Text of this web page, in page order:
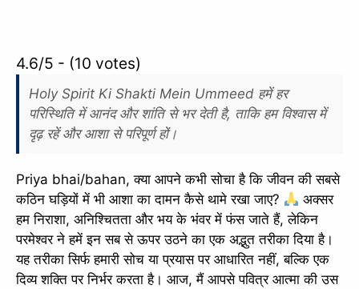
4.6/5 - (10 votes)
Holy Spirit Ki Shakti Mein Ummeed हमें हर
परिस्थिति में आनंद और शांति से भर देती है, ताकि हम विश्वास में
दृढ़ रहें और आशा से परिपूर्ण हों।
Priya bhai/bahan, क्या आपने कभी सोचा है कि जीवन की सबसे
कठिन घड़ियों में भी आशा का दामन कैसे थामे रखा जाए?
अक्सर
हम निराशा, अनिश्चितता और भय के भंवर में फंस जाते हैं, लेकिन
परमेश्वर ने हमें इन सब से ऊपर उठने का एक अद्भुत तरीका दिया है।
यह तरीका सिर्फ हमारी सोच या प्रयास पर आधारित नहीं, बल्कि एक
दिव्य शक्ति पर निर्भर करता है। आज, मैं आपसे पवित्र आत्मा की उस